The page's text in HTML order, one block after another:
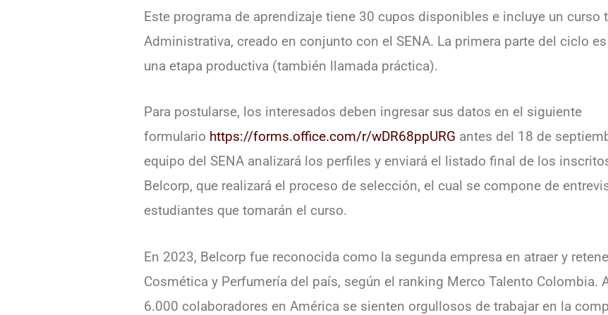
Este programa de aprendizaje tiene 30 cupos disponibles e incluye un
Administrativa, creado en conjunto con el SENA. La primera parte del ciclo
una etapa productiva (también llamada práctica).
Para postularse, los interesados deben ingresar sus datos en el siguiente
formulario https://forms.office.com/r/wDR68ppURG antes del 18 de
equipo del SENA analizará los perfiles y enviará el listado final de los
Belcorp, que realizará el proceso de selección, el cual se compone de
estudiantes que tomarán el curso.
En 2023, Belcorp fue reconocida como la segunda empresa en atraer y
Cosmética y Perfumería del país, según el ranking Merco Talento Colombia.
6.000 colaboradores en América se sienten orgullosos de trabajar en la